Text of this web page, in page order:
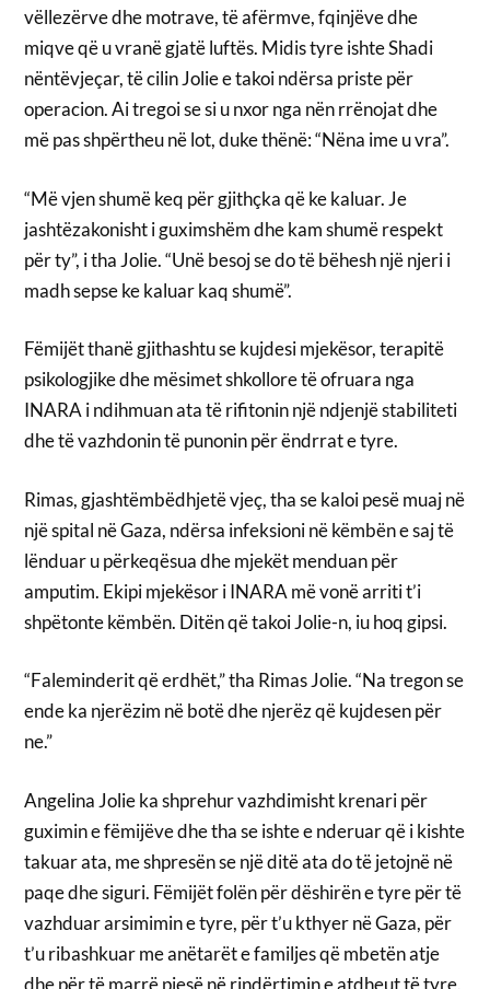
vëllezërve dhe motrave, të afërmve, fqinjëve dhe
miqve që u vranë gjatë luftës. Midis tyre ishte Shadi
nëntëvjeçar, të cilin Jolie e takoi ndërsa priste për
operacion. Ai tregoi se si u nxor nga nën rrënojat dhe
më pas shpërtheu në lot, duke thënë: “Nëna ime u vra”.
“Më vjen shumë keq për gjithçka që ke kaluar. Je
jashtëzakonisht i guximshëm dhe kam shumë respekt
për ty”, i tha Jolie. “Unë besoj se do të bëhesh një njeri i
madh sepse ke kaluar kaq shumë”.
Fëmijët thanë gjithashtu se kujdesi mjekësor, terapitë
psikologjike dhe mësimet shkollore të ofruara nga
INARA i ndihmuan ata të rifitonin një ndjenjë stabiliteti
dhe të vazhdonin të punonin për ëndrrat e tyre.
Rimas, gjashtëmbëdhjetë vjeç, tha se kaloi pesë muaj në
një spital në Gaza, ndërsa infeksioni në këmbën e saj të
lënduar u përkeqësua dhe mjekët menduan për
amputim. Ekipi mjekësor i INARA më vonë arriti t’i
shpëtonte këmbën. Ditën që takoi Jolie-n, iu hoq gipsi.
“Faleminderit që erdhët,” tha Rimas Jolie. “Na tregon se
ende ka njerëzim në botë dhe njerëz që kujdesen për
ne.”
Angelina Jolie ka shprehur vazhdimisht krenari për
guximin e fëmijëve dhe tha se ishte e nderuar që i kishte
takuar ata, me shpresën se një ditë ata do të jetojnë në
paqe dhe siguri. Fëmijët folën për dëshirën e tyre për të
vazhduar arsimimin e tyre, për t’u kthyer në Gaza, për
t’u ribashkuar me anëtarët e familjes që mbetën atje
dhe për të marrë pjesë në rindërtimin e atdheut të tyre.